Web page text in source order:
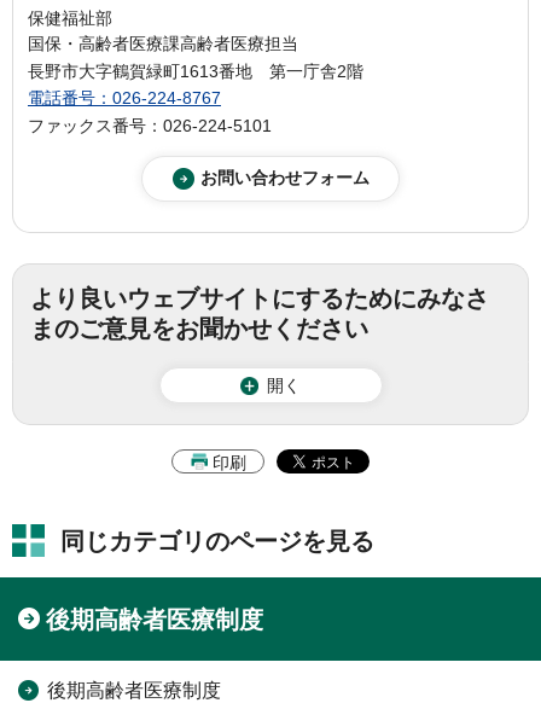
保健福祉部
国保・高齢者医療課高齢者医療担当
長野市大字鶴賀緑町1613番地 第一庁舎2階
電話番号：026-224-8767
ファックス番号：026-224-5101
より良いウェブサイトにするためにみなさ
まのご意見をお聞かせください
開く
印刷
同じカテゴリのページを見る
後期高齢者医療制度
後期高齢者医療制度